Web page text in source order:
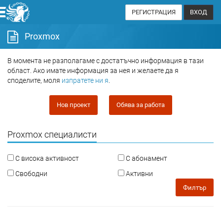
РЕГИСТРАЦИЯ ВХОД
Proxmox
В момента не разполагаме с достатъчно информация в тази
област. Ако имате информация за нея и желаете да я
споделите, моля изпратете ни я
Нов проект Обява за работа
Proxmox специалисти
С висока активност
С абонамент
Свободни
Активни
Филтър